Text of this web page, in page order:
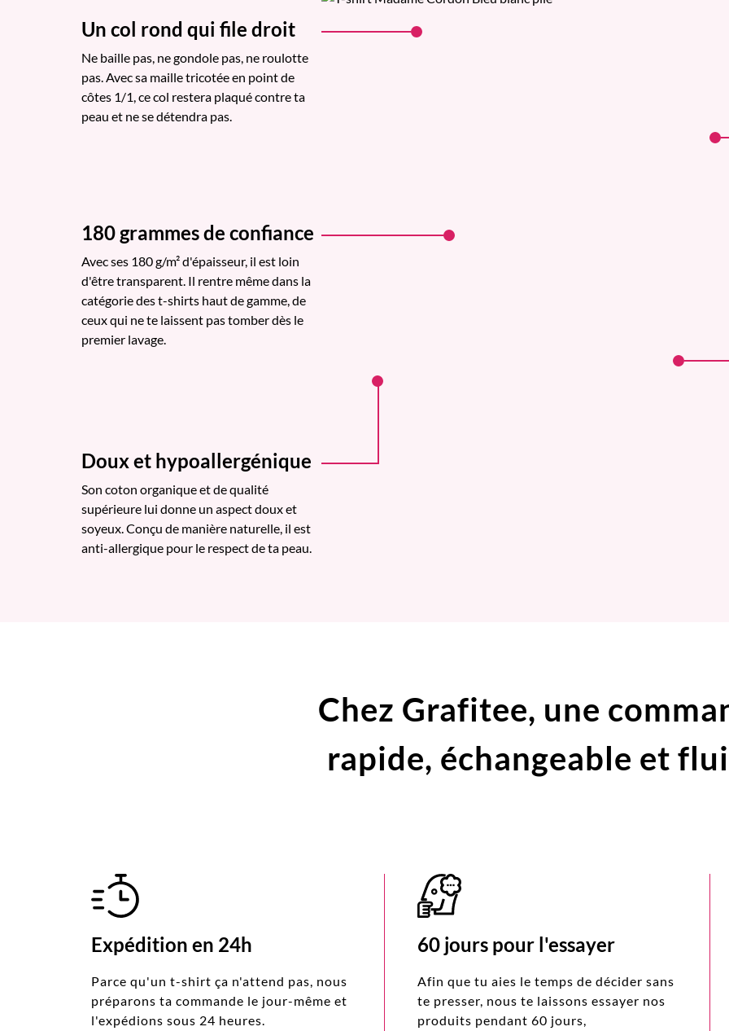
Un col rond qui file droit
Ne baille pas, ne gondole pas, ne roulotte
pas. Avec sa maille tricotée en point de
côtes 1/1, ce col restera plaqué contre ta
peau et ne se détendra pas.
180 grammes de confiance
Avec ses 180 g/m² d'épaisseur, il est loin
d'être transparent. Il rentre même dans la
catégorie des t-shirts haut de gamme, de
ceux qui ne te laissent pas tomber dès le
premier lavage.
Doux et hypoallergénique
Son coton organique et de qualité
supérieure lui donne un aspect doux et
soyeux. Conçu de manière naturelle, il est
anti-allergique pour le respect de ta peau.
Chez Grafitee, une
rapide, échangeable et
Expédition en 24h
Parce qu'un t-shirt ça n'attend pas, nous
préparons ta commande le jour-même et
l'expédions sous 24 heures.
60 jours pour l'essayer
Afin que tu aies le temps de décider sans
te presser, nous te laissons essayer nos
produits pendant 60 jours,